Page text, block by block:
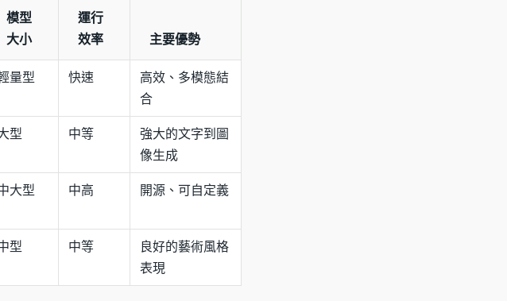
模型
大小
運行
效率
主要優勢
量型 快速
高效、多模態結
合
型 中等
強大的文字到圖
像生成
大型 中高 開源、可自定義
型 中等
良好的藝術風格
表現